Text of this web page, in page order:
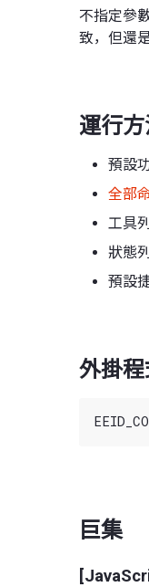
不指定參
致，但還
運行
預設
全部
工具
狀態
預設
外掛
巨集